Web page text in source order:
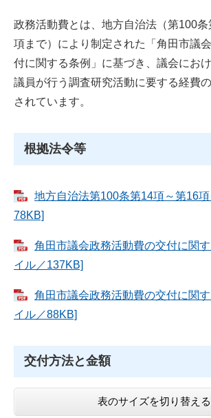
政務活動費とは、地方自治法（第100
項まで）により制定された「角田市議
付に関する条例」に基づき、議会にお
議員が行う調査研究活動に要する経費
されています。
根拠法令等
地方自治法第100条第14項～第16
78KB]
角田市議会政務活動費の交付に関
イル／137KB]
角田市議会政務活動費の交付に関
イル／88KB]
交付方法と金額
表のサイズを切り替える